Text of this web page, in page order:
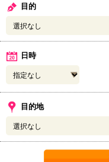
目的
日時
目的地